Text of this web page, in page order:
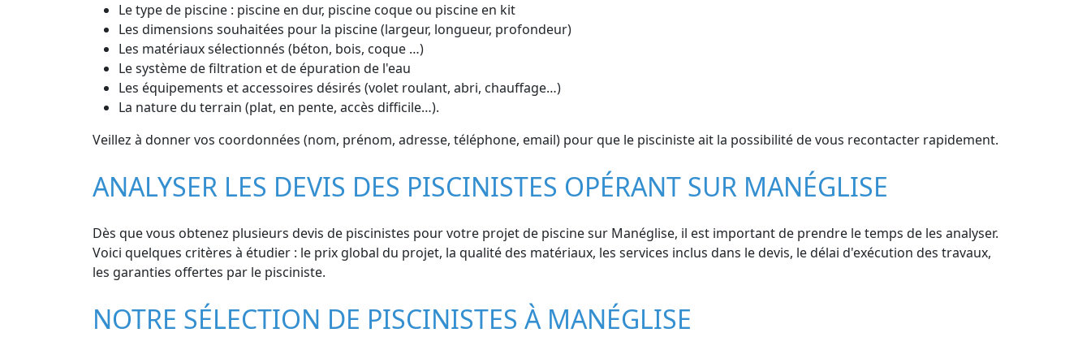
Le type de piscine : piscine en dur, piscine coque ou piscine en kit
Les dimensions souhaitées pour la piscine (largeur, longueur, profondeur)
Les matériaux sélectionnés (béton, bois, coque …)
Le système de filtration et de épuration de l'eau
Les équipements et accessoires désirés (volet roulant, abri, chauffage…)
La nature du terrain (plat, en pente, accès difficile…).
Veillez à donner vos coordonnées (nom, prénom, adresse, téléphone, email) pour que le pisciniste ait la possibilité de vous recontacter rapidement.
ANALYSER LES DEVIS DES PISCINISTES OPÉRANT SUR MANÉGLISE
Dès que vous obtenez plusieurs devis de piscinistes pour votre projet de piscine sur Manéglise, il est important de prendre le temps de les analyser.
Voici quelques critères à étudier : le prix global du projet, la qualité des matériaux, les services inclus dans le devis, le délai d'exécution des travaux,
les garanties offertes par le pisciniste.
NOTRE SÉLECTION DE PISCINISTES À MANÉGLISE